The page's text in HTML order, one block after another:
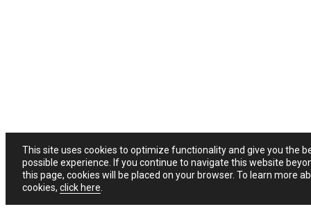
This site uses cookies to optimize functionality and give you the
possible experience. If you continue to navigate this website
this page, cookies will be placed on your browser. To learn more
cookies, click here